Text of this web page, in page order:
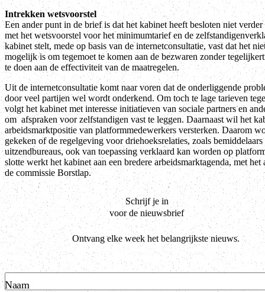
Intrekken wetsvoorstel
Een ander punt in de brief is dat het kabinet heeft besloten niet verder
met het wetsvoorstel voor het minimumtarief en de
kabinet stelt, mede op basis van de internetconsultatie, vast dat het
mogelijk is om tegemoet te komen aan de bezwaren zonder
te doen aan de effectiviteit van de maatregelen.
Uit de internetconsultatie komt naar voren dat de onderliggende
door veel partijen wel wordt onderkend. Om toch te lage tarieven
volgt het kabinet met interesse initiatieven van sociale partners en
om afspraken voor zelfstandigen vast te leggen. Daarnaast wil het
arbeidsmarktpositie van platformmedewerkers versterken. Daarom
gekeken of de regelgeving voor driehoeksrelaties, zoals bemiddelaars
uitzendbureaus, ook van toepassing verklaard kan worden op
slotte werkt het kabinet aan een bredere arbeidsmarktagenda, met het
de commissie Borstlap.
Schrijf je in
voor de nieuwsbrief
Ontvang elke week het belangrijkste nieuws.
Naam